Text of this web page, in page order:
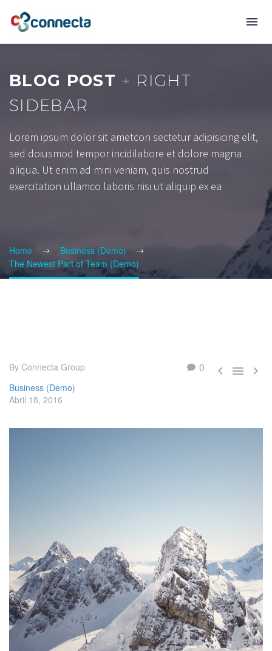
BLOG POST + RIGHT
SIDEBAR
Lorem ipsum dolor sit ametcon sectetur adipisicing elit,
sed doiusmod tempor incidilabore et dolore magna
aliqua. Ut enim ad mini veniam, quis nostrud
exercitation ullamco laboris nisi ut aliquip ex ea
Home
Business (Demo)
The Newest Part of Team (Demo)
0   
By Connecta Group
Business (Demo)
Abril 18, 2016